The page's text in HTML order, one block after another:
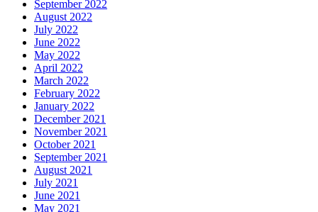
September 2022
August 2022
July 2022
June 2022
May 2022
April 2022
March 2022
February 2022
January 2022
December 2021
November 2021
October 2021
September 2021
August 2021
July 2021
June 2021
May 2021